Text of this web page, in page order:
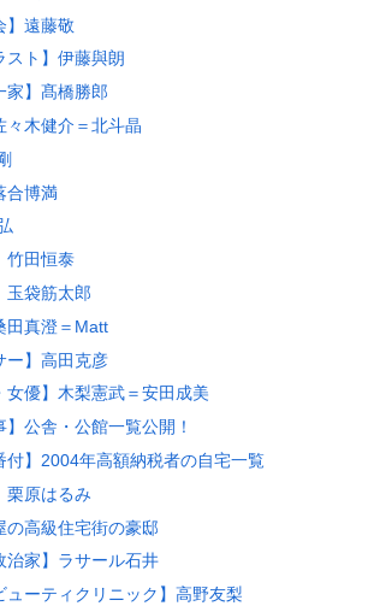
】遠藤敬
スト】伊藤與朗
家】髙橋勝郎
々木健介＝北斗晶
合博満
竹田恒泰
玉袋筋太郎
田真澄＝Matt
ー】高田克彦
女優】木梨憲武＝安田成美
】公舎・公館一覧公開！
付】2004年高額納税者の自宅一覧
栗原はるみ
の高級住宅街の豪邸
治家】ラサール石井
ューティクリニック】高野友梨